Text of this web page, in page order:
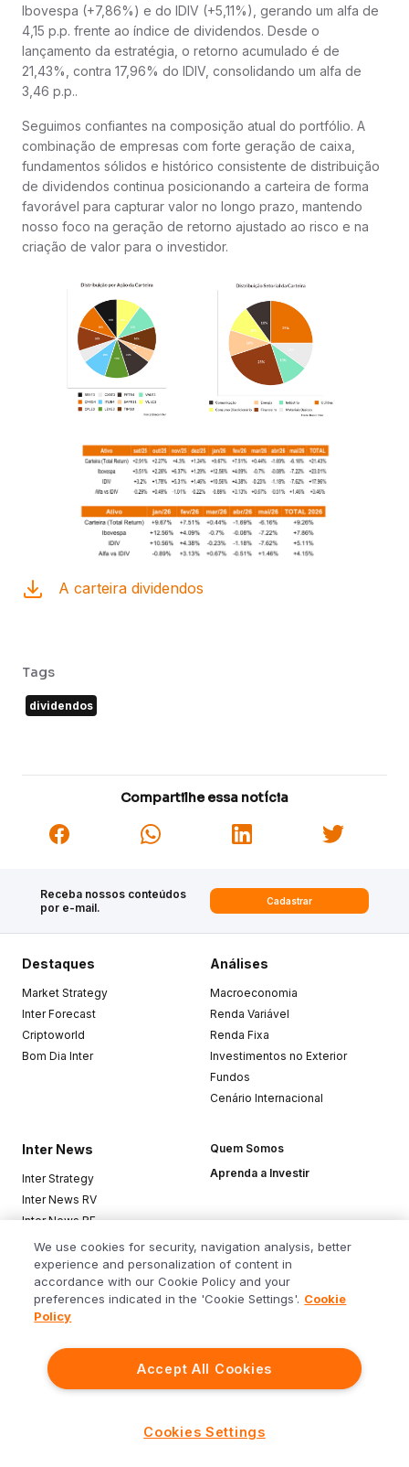
Ibovespa (+7,86%) e do IDIV (+5,11%), gerando um alfa de
4,15 p.p. frente ao índice de dividendos. Desde o
lançamento da estratégia, o retorno acumulado é de
21,43%, contra 17,96% do IDIV, consolidando um alfa de
3,46 p.p..
Seguimos confiantes na composição atual do portfólio. A
combinação de empresas com forte geração de caixa,
fundamentos sólidos e histórico consistente de distribuição
de dividendos continua posicionando a carteira de forma
favorável para capturar valor no longo prazo, mantendo
nosso foco na geração de retorno ajustado ao risco e na
criação de valor para o investidor.
A carteira dividendos
Tags
dividendos
Compartilhe essa notícia
Receba nossos conteúdos
por e-mail.
Cadastrar
Siga o Inter
Destaques
Market Strategy
Inter Forecast
Criptoworld
Bom Dia Inter
Análises
Macroeconomia
Renda Variável
Renda Fixa
Investimentos no Exterior
Fundos
Cenário Internacional
Inter News
Inter Strategy
Inter News RV
Inter News RF
Top Funds
Quem Somos
Aprenda a Investir
Baixe o app
We use cookies for security, navigation analysis, better
experience and personalization of content in
accordance with our Cookie Policy and your
preferences indicated in the 'Cookie Settings'. Cookie
Policy
Accept All Cookies
Cookies Settings